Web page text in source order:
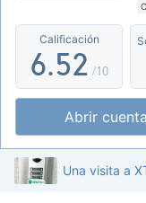
Calificación
5
6
7
8
9
.
4
5
6
7
8
1
2
3
4
5
/10
Abrir cuenta